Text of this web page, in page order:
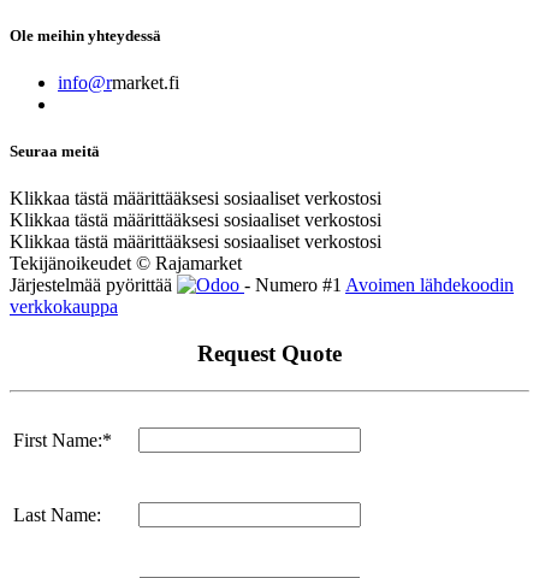
Ole meihin yhteydessä
info@rmarket.fi
Seuraa meitä
Klikkaa tästä määrittääksesi sosiaaliset verkostosi
Klikkaa tästä määrittääksesi sosiaaliset verkostosi
Klikkaa tästä määrittääksesi sosiaaliset verkostosi
Tekijänoikeudet © Rajamarket
Järjestelmää pyörittää
- Numero #1 Avoimen lähdekoodin
verkkokauppa
Request Quote
First Name:*
Last Name: